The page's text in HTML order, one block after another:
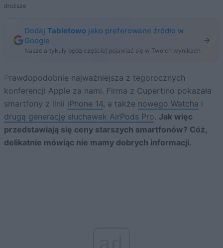
droższe
Dodaj Tabletowo jako preferowane źródło w
Google
Nasze artykuły będą częściej pojawiać się w Twoich wynikach
Prawdopodobnie najważniejsza z tegorocznych
konferencji Apple za nami. Firma z Cupertino pokazała
smartfony z linii iPhone 14, a także nowego Watcha i
drugą generację słuchawek AirPods Pro. Jak więc
przedstawiają się ceny starszych smartfonów? Cóż,
delikatnie mówiąc nie mamy dobrych informacji.